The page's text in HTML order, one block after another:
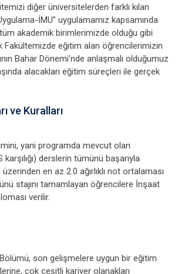
diğer üniversitelerden farklı kılan
İMU” uygulamamız kapsamında
akademik birimlerimizde olduğu gibi
Fakültemizde eğitim alan öğrencilerimizin
Bahar Dönemi’nde anlaşmalı olduğumuz
alacakları eğitim süreçleri ile gerçek
ve Kuralları
yani programda mevcut olan
derslerin tümünü başarıyla
en az 2.0 ağırlıklı not ortalaması
stajını tamamlayan öğrencilere İnşaat
verilir.
son gelişmelere uygun bir eğitim
çok çeşitli kariyer olanakları